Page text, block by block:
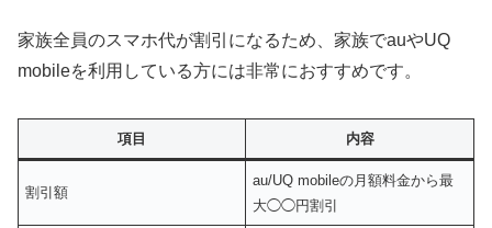
家族全員のスマホ代が割引になるため、家族でauやUQ
mobileを利用している方には非常におすすめです。
項目 内容
割引額
au/UQ mobileの月額料金から最
大◯◯円割引